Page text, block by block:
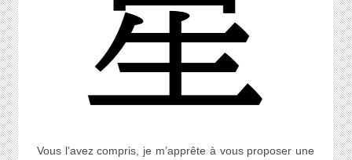
Vous l’avez compris, je m’apprête à vous proposer une